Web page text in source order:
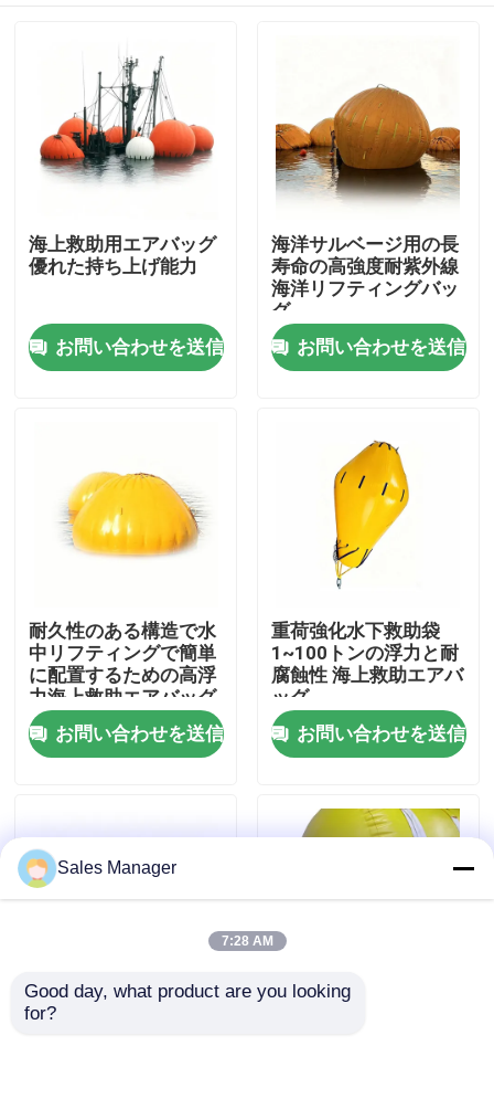
ホーム
製品
ビデオ
企業情報
会社案内
見積依頼
海上救助用エアバッグ
優れた持ち上げ能力
お問い合わせを送信
海洋サルベージ用の長
寿命の高強度耐紫外線
海洋リフティングバッ
グ
お問い合わせを送信
耐久性のある構造で水
中リフティングで簡単
に配置するための高浮
力海上救助エアバッグ
お問い合わせを送信
重荷強化水下救助袋
1~100トンの浮力と耐
腐蝕性 海上救助エアバ
ッグ
お問い合わせを送信
1~100トンの浮力を持
Sales Manager
7:28 AM
Good day, what product are you looking
for?